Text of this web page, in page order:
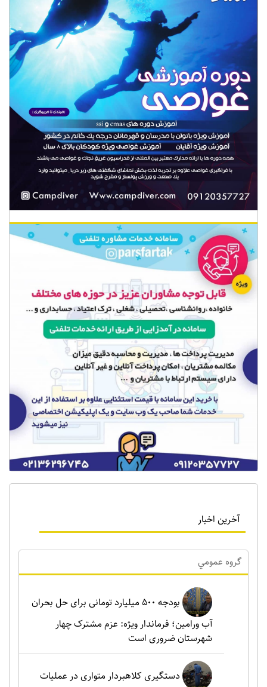
آخرین اخبار
گروه عمومي
بودجه ۵۰۰ میلیارد تومانی برای حل بحران
آب ورامین؛ فرماندار ویژه: عزم مشترک چهار
شهرستان ضروری است
دستگیری کلاهبردار متواری در عملیات